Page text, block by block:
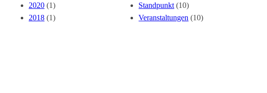
2020 (1)
2018 (1)
Standpunkt (10)
Veranstaltungen (10)